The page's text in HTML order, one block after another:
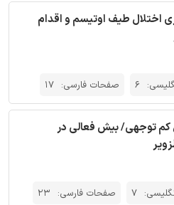
اختلال طیف اوتیسم و اقدام
6 صفحات فارسی: 17
کم توجهی/ بیش فعالی در
7 صفحات فارسی: 23